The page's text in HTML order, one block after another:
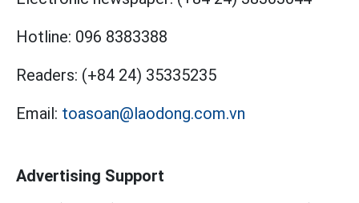
Hotline: 096 8383388
Readers: (+84 24) 35335235
Email: toasoan@laodong.com.vn
Advertising Support